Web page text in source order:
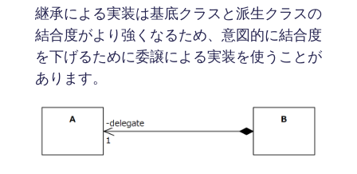
継承による実装は基底クラスと派生クラスの
結合度がより強くなるため、意図的に結合度
を下げるために委譲による実装を使うことが
あります。